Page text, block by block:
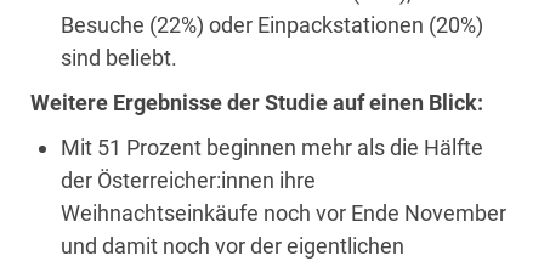
Besuche (22%) oder Einpackstationen (20%)
sind beliebt.
Weitere Ergebnisse der Studie auf einen Blick:
Mit 51 Prozent beginnen mehr als die Hälfte
der Österreicher:innen ihre
Weihnachtseinkäufe noch vor Ende November
und damit noch vor der eigentlichen